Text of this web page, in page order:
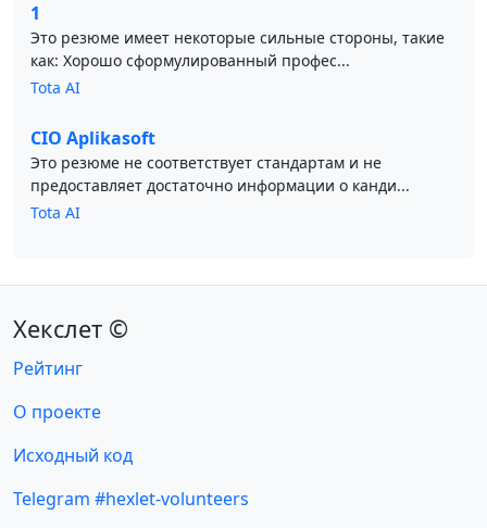
1
Это резюме имеет некоторые сильные стороны, такие
как: Хорошо сформулированный профес...
Tota AI
CIO Aplikasoft
Это резюме не соответствует стандартам и не
предоставляет достаточно информации о канди...
Tota AI
Хекслет ©
Рейтинг
О проекте
Исходный код
Telegram #hexlet-volunteers